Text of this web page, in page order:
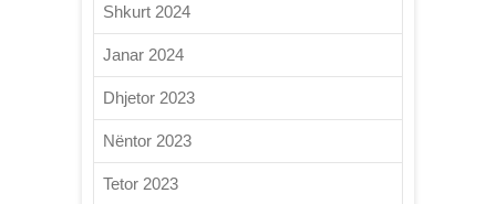
Shkurt 2024
Janar 2024
Dhjetor 2023
Nëntor 2023
Tetor 2023